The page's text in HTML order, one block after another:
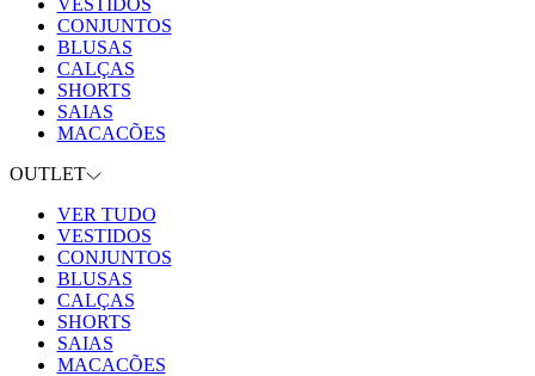
VESTIDOS
CONJUNTOS
BLUSAS
CALÇAS
SHORTS
SAIAS
MACACÕES
OUTLET
VER TUDO
VESTIDOS
CONJUNTOS
BLUSAS
CALÇAS
SHORTS
SAIAS
MACACÕES